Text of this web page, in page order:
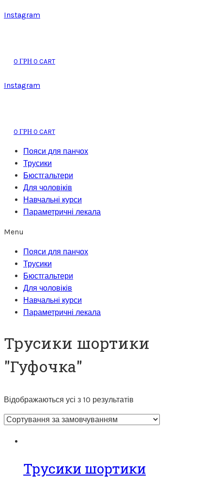
Instagram
0 ГРН 0 CART
Instagram
0 ГРН 0 CART
Пояси для панчох
Трусики
Бюстгальтери
Для чоловіків
Навчальні курси
Параметричні лекала
Menu
Пояси для панчох
Трусики
Бюстгальтери
Для чоловіків
Навчальні курси
Параметричні лекала
Трусики шортики
"Гуфочка"
Відображаються усі з 10 результатів
Трусики шортики